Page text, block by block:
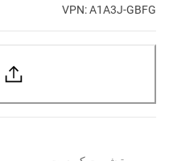
VPN: A1A3J-GBFG